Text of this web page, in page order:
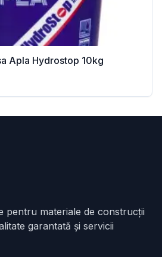
Apla Hydrostop 10kg
pentru materiale de construcții
garantată și servicii